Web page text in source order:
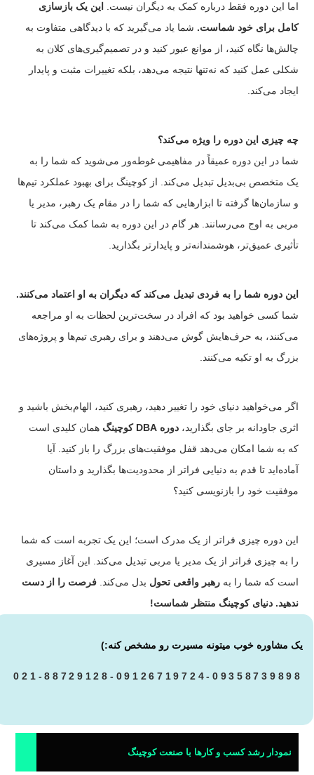
اما این دوره فقط درباره کمک به دیگران نیست.
این یک بازسازی
کامل برای خود شماست. شما یاد می‌گیرید که با دیدگاهی متفاوت به
چالش‌ها نگاه کنید، از موانع عبور کنید و در تصمیم‌گیری‌های کلان به
شکلی عمل کنید که نه‌تنها نتیجه می‌دهد، بلکه تغییرات مثبت و پایدار
ایجاد می‌کند.
چه چیزی این دوره را ویژه می‌کند؟
شما در این دوره عمیقاً در مفاهیمی غوطه‌ور می‌شوید که شما را به
یک متخصص بی‌بدیل تبدیل می‌کند. از کوچینگ برای بهبود عملکرد تیم‌ها
و سازمان‌ها گرفته تا ابزارهایی که شما را در مقام یک رهبر، مدیر یا
مربی به اوج می‌رسانند. هر گام در این دوره به شما کمک می‌کند تا
تأثیری عمیق‌تر، هوشمندانه‌تر و پایدارتر بگذارید.
این دوره شما را به فردی تبدیل می‌کند که دیگران به او اعتماد می‌کنند.
شما کسی خواهید بود که افراد در سخت‌ترین لحظات به او مراجعه
می‌کنند، به حرف‌هایش گوش می‌دهند و برای رهبری تیم‌ها و پروژه‌های
بزرگ به او تکیه می‌کنند.
اگر می‌خواهید دنیای خود را تغییر دهید، رهبری کنید، الهام‌بخش باشید و
اثری جاودانه بر جای بگذارید،دوره DBA کوچینگ
همان کلیدی است
که به شما امکان می‌دهد قفل موفقیت‌های بزرگ را باز کنید. آیا
آماده‌اید تا قدم به دنیایی فراتر از محدودیت‌ها بگذارید و داستان
موفقیت خود را بازنویسی کنید؟
این دوره چیزی فراتر از یک مدرک است؛ این یک تجربه است که شما
را به چیزی فراتر از یک مدیر یا مربی تبدیل می‌کند. این آغاز مسیری
است که شما را بهرهبر واقعی تحول بدل می‌کند.فرصت را از دست
ندهید. دنیای کوچینگ منتظر شماست!
یک مشاوره خوب میتونه مسیرت رو مشخص کنه:)
021-88729128-09126719724-09358739898
نمودار رشد کسب و کارها با صنعت کوچینگ